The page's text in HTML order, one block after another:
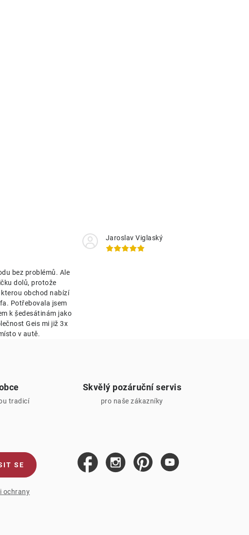
bez problémů. Ale
dolů, protože
obchod nabízí
Potřebovala jsem
k ṣ̌edesátinám jako
Geis mi již 3x
v autě.
Jaroslav Viglaský
tradicí
Skvělý pozáruční servis
pro naše zákazníky
ochrany
SE